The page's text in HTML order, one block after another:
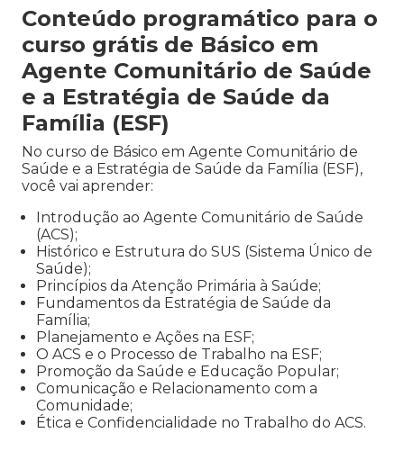
Conteúdo programático para o
curso grátis de Básico em
Agente Comunitário de Saúde
e a Estratégia de Saúde da
Família (ESF)
No curso de Básico em Agente Comunitário de
Saúde e a Estratégia de Saúde da Família (ESF),
você vai aprender:
Introdução ao Agente Comunitário de Saúde
(ACS);
Histórico e Estrutura do SUS (Sistema Único de
Saúde);
Princípios da Atenção Primária à Saúde;
Fundamentos da Estratégia de Saúde da
Família;
Planejamento e Ações na ESF;
O ACS e o Processo de Trabalho na ESF;
Promoção da Saúde e Educação Popular;
Comunicação e Relacionamento com a
Comunidade;
Ética e Confidencialidade no Trabalho do ACS.